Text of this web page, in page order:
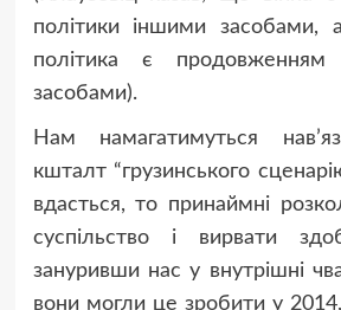
політики іншими засобами,
політика є
засобами).
Нам намагатимуться
кшталт “грузинського
вдасться, то принаймні
суспільство і вирвати
зануривши нас у внутрішні
вони могли це зробити у